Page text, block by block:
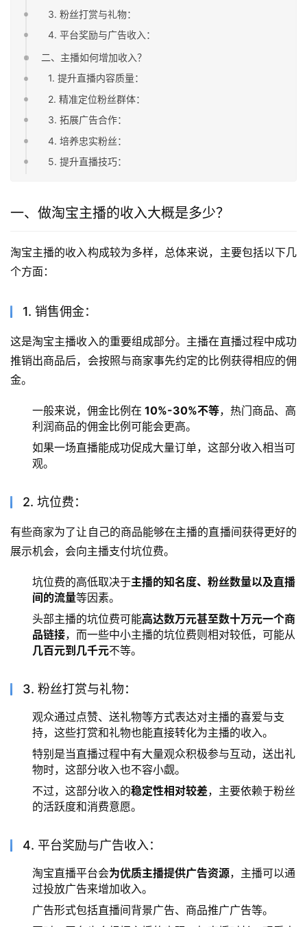
3. 粉丝打赏与礼物：
4. 平台奖励与广告收入：
二、主播如何增加收入？
1. 提升直播内容质量：
2. 精准定位粉丝群体：
3. 拓展广告合作：
4. 培养忠实粉丝：
5. 提升直播技巧：
一、做淘宝主播的收入大概是多少？
淘宝主播的收入构成较为多样，总体来说，主要包括以下几
个方面：
1. 销售佣金：
这是淘宝主播收入的重要组成部分。主播在直播过程中成功
推销出商品后，会按照与商家事先约定的比例获得相应的佣
金。
一般来说，佣金比例在 10%-30%不等，热门商品、高
利润商品的佣金比例可能会更高。
如果一场直播能成功促成大量订单，这部分收入相当可
观。
2. 坑位费：
有些商家为了让自己的商品能够在主播的直播间获得更好的
展示机会，会向主播支付坑位费。
坑位费的高低取决于主播的知名度、粉丝数量以及直播
间的流量等因素。
头部主播的坑位费可能高达数万元甚至数十万元一个商
品链接，而一些中小主播的坑位费则相对较低，可能从
几百元到几千元不等。
3. 粉丝打赏与礼物：
观众通过点赞、送礼物等方式表达对主播的喜爱与支
持，这些打赏和礼物也能直接转化为主播的收入。
特别是当直播过程中有大量观众积极参与互动，送出礼
物时，这部分收入也不容小觑。
不过，这部分收入的稳定性相对较差，主要依赖于粉丝
的活跃度和消费意愿。
4. 平台奖励与广告收入：
淘宝直播平台会为优质主播提供广告资源，主播可以通
过投放广告来增加收入。
广告形式包括直播间背景广告、商品推广广告等。